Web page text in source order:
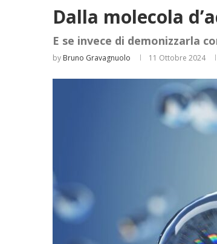
Dalla molecola
E se invece di demonizzarla
by Bruno Gravagnuolo 11 Ottobre 2024